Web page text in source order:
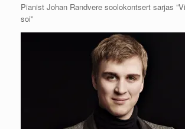
Pianist Johan Randvere soolokontsert sarjas
soi”